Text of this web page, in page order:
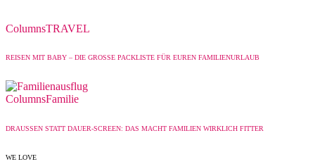
ColumnsTRAVEL
REISEN MIT BABY – DIE GROSSE PACKLISTE FÜR EUREN FAMILIENURLAUB
ColumnsFamilie
DRAUSSEN STATT DAUER-SCREEN: DAS MACHT FAMILIEN WIRKLICH FITTER
WE LOVE